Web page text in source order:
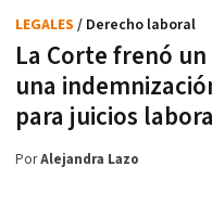
La Corte frenó
una
para juicios
LEGALES / Derecho laboral
PorAlejandra Lazo